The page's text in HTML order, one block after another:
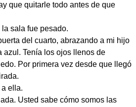
que quitarle todo antes de que
sala fue pesado.
del cuarto, abrazando a mi hijo
azul. Tenía los ojos llenos de
Por primera vez desde que llegó
ella.
Usted sabe cómo somos las